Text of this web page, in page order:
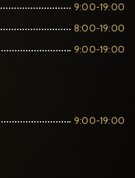
9:00-19:00
8:00-19:00
9:00-19:00
9:00-19:00